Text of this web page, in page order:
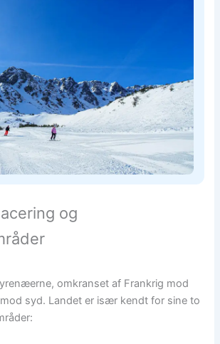
og
omkranset af Frankrig mod
syd. Landet er især kendt for sine to